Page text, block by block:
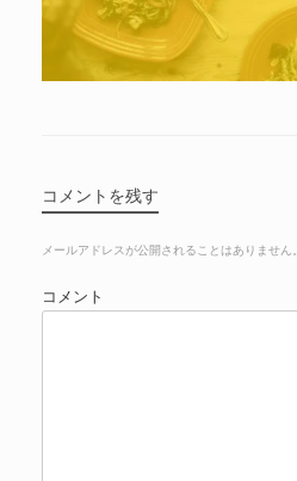
コメントを残す
メールアドレスが公開されることはありません。
コメント